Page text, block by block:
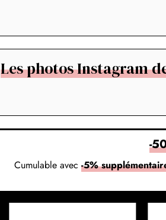
Les photos Instagram
-
Cumulable avec -5%